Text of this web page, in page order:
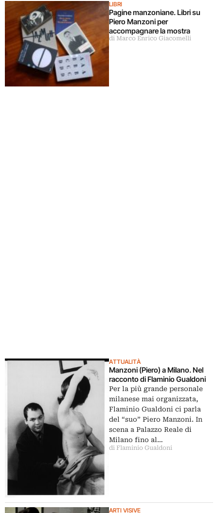
LIBRI
Pagine manzoniane. Libri su
Piero Manzoni per
accompagnare la mostra
di Marco Enrico Giacomelli
ATTUALITÀ
Manzoni (Piero) a Milano. Nel
racconto di Flaminio Gualdoni
Per la più grande personale
milanese mai organizzata,
Flaminio Gualdoni ci parla
del “suo” Piero Manzoni. In
scena a Palazzo Reale di
Milano fino al…
di Flaminio Gualdoni
ARTI VISIVE